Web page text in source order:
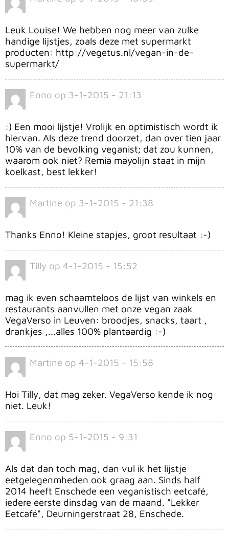
Leuk Louise! We hebben nog meer van zulke
handige lijstjes, zoals deze met supermarkt
producten: http://vegetus.nl/vegan-in-de-
supermarkt/
Enno op 3-1-2015 - 21:13
:) Een mooi lijstje! Vrolijk en optimistisch wordt ik
hiervan. Als deze trend doorzet, dan over tien jaar
10% van de bevolking veganist; dat zou kunnen,
waarom ook niet? Remia mayolijn staat in mijn
koelkast, best lekker!
Martine op 3-1-2015 - 21:38
Thanks Enno! Kleine stapjes, groot resultaat :-)
Tilly op 4-1-2015 - 15:52
mag ik even schaamteloos de lijst van winkels en
restaurants aanvullen met onze vegan zaak
VegaVerso in Leuven: broodjes, snacks, taart ,
drankjes ,...alles 100% plantaardig :-)
Martine op 4-1-2015 - 15:58
Hoi Tilly, dat mag zeker. VegaVerso kende ik nog
niet. Leuk!
Enno op 5-1-2015 - 9:31
Als dat dan toch mag, dan vul ik het lijstje
eetgelegenmheden ook graag aan. Sinds half
2014 heeft Enschede een veganistisch eetcafé,
iedere eerste dinsdag van de maand. "Lekker
Eetcafé", Deurningerstraat 28, Enschede.